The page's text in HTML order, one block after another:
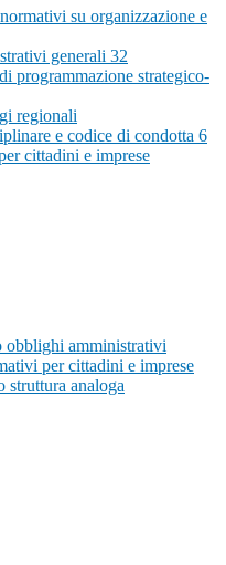
su organizzazione e
generali 32
programmazione strategico-
regionali
e codice di condotta 6
cittadini e imprese
obblighi amministrativi
per cittadini e imprese
analoga